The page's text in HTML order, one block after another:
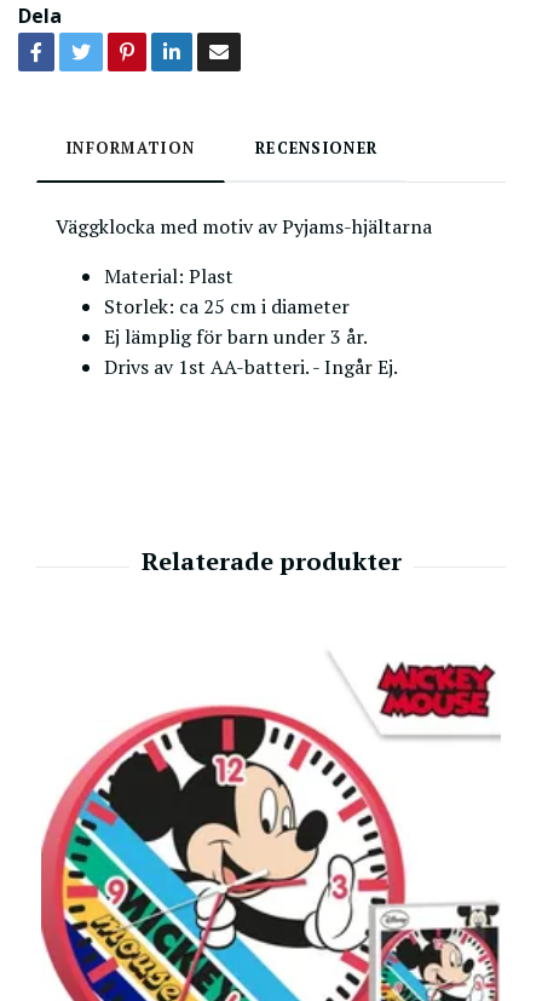
Dela
INFORMATION RECENSIONER
Väggklocka med motiv av Pyjams-hjältarna
Material: Plast
Storlek: ca 25 cm i diameter
Ej lämplig för barn under 3 år.
Drivs av 1st AA-batteri. - Ingår Ej.